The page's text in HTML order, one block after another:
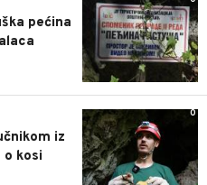
pećina
0
iz
kosi